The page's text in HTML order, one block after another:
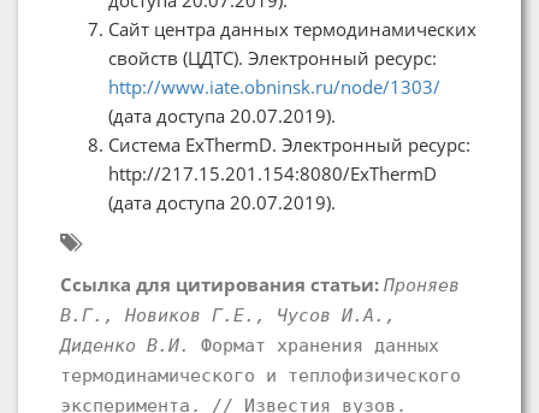
Сайт центра данных термодинамических
свойств (ЦДТС). Электронный ресурс:
http://www.iate.obninsk.ru/node/1303/
(дата доступа 20.07.2019).
Система ExThermD. Электронный ресурс:
http://217.15.201.154:8080/ExThermD
(дата доступа 20.07.2019).
Ссылка для цитирования статьи: Проняев
В.Г., Новиков Г.Е., Чусов И.А.,
Диденко В.И.
Формат хранения данных
термодинамического и теплофизического
эксперимента. // Известия вузов.